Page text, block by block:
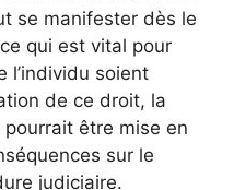
se manifester dès le
qui est vital pour
l’individu soient
de ce droit, la
être mise en
sur le
judiciaire.